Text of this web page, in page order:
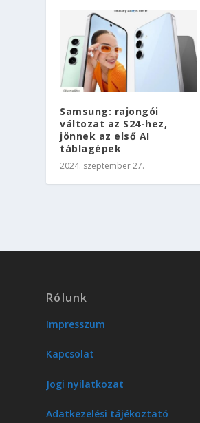
Samsung: rajongói
változat az S24-hez,
jönnek az első AI
táblagépek
2024. szeptember 27.
Rólunk
Impresszum
Kapcsolat
Jogi nyilatkozat
Adatkezelési tájékoztató